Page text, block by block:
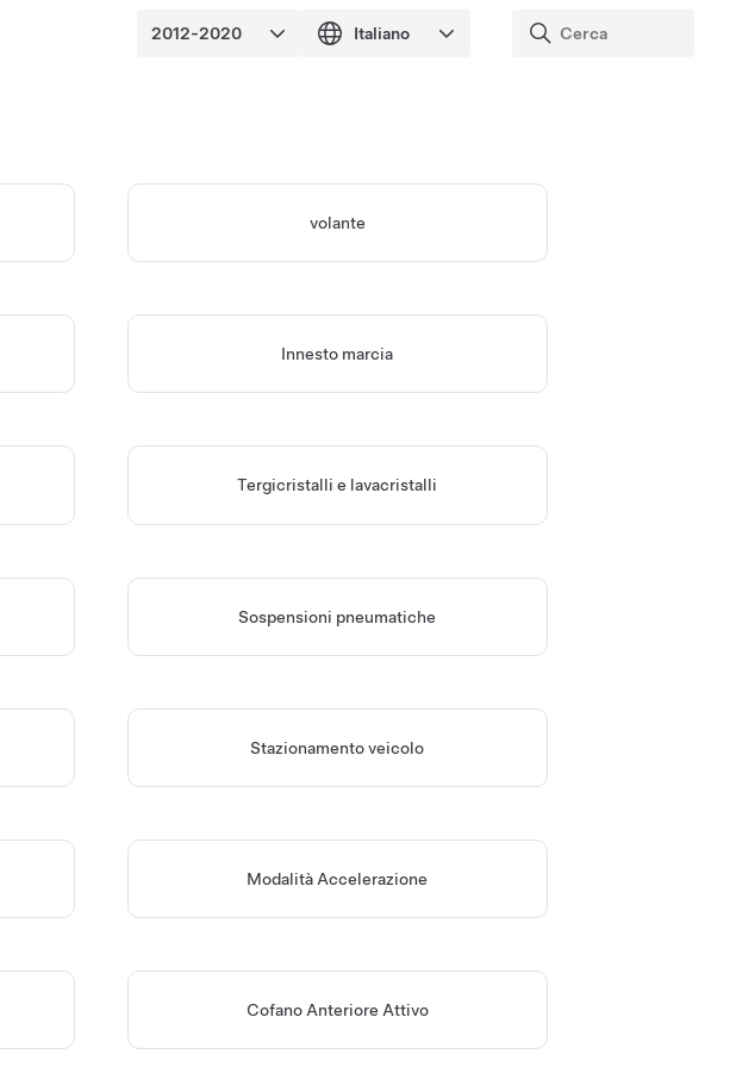
volante
Innesto marcia
Tergicristalli e lavacristalli
Sospensioni pneumatiche
Stazionamento veicolo
Modalità Accelerazione
Cofano Anteriore Attivo